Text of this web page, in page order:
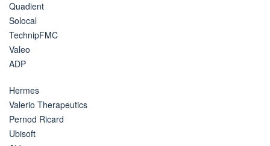
Quadient
Solocal
TechnipFMC
Valeo
ADP
Hermes
Valerio Therapeutics
Pernod Ricard
Ubisoft